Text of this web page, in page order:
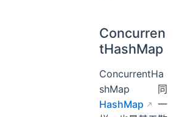
Concurren
tHashMap
ConcurrentHa
shMap 同
HashMap
一